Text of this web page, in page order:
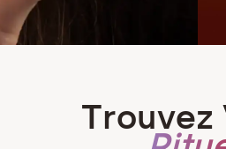
Trouvez